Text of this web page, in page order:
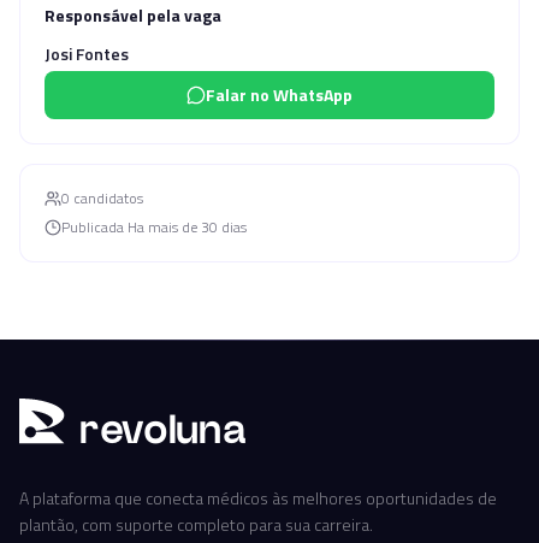
Responsável pela vaga
Josi Fontes
Falar no WhatsApp
0 candidatos
Publicada Ha mais de 30 dias
revoluna
A plataforma que conecta médicos às melhores oportunidades de
plantão, com suporte completo para sua carreira.